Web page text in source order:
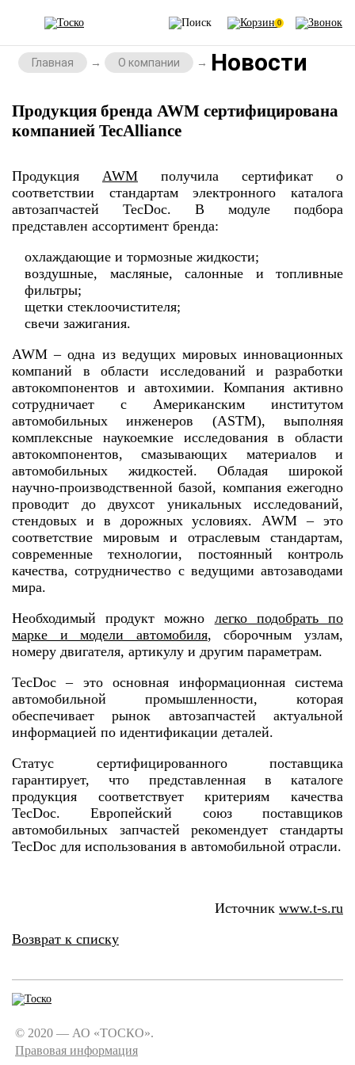
0
Главная О компании Новости
Продукция бренда AWM сертифицирована
компанией TecAlliance
Продукция AWM получила сертификат о
соответствии стандартам электронного каталога
автозапчастей TecDoc. В модуле подбора
представлен ассортимент бренда:
охлаждающие и тормозные жидкости;
воздушные, масляные, салонные и топливные
фильтры;
щетки стеклоочистителя;
свечи зажигания.
AWM – одна из ведущих мировых инновационных
компаний в области исследований и разработки
автокомпонентов и автохимии. Компания активно
сотрудничает с Американским институтом
автомобильных инженеров (ASTM), выполняя
комплексные наукоемкие исследования в области
автокомпонентов, смазывающих материалов и
автомобильных жидкостей. Обладая широкой
научно-производственной базой, компания ежегодно
проводит до двухсот уникальных исследований,
стендовых и в дорожных условиях. AWM – это
соответствие мировым и отраслевым стандартам,
современные технологии, постоянный контроль
качества, сотрудничество с ведущими автозаводами
мира.
Необходимый продукт можно легко подобрать по
марке и модели автомобиля, сборочным узлам,
номеру двигателя, артикулу и другим параметрам.
TecDoc – это основная информационная система
автомобильной промышленности, которая
обеспечивает рынок автозапчастей актуальной
информацией по идентификации деталей.
Статус сертифицированного поставщика
гарантирует, что представленная в каталоге
продукция соответствует критериям качества
TecDoc. Европейский союз поставщиков
автомобильных запчастей рекомендует стандарты
TecDoc для использования в автомобильной отрасли.
Источник www.t-s.ru
Возврат к списку
© 2020 — АО «ТОСКО».
Правовая информация